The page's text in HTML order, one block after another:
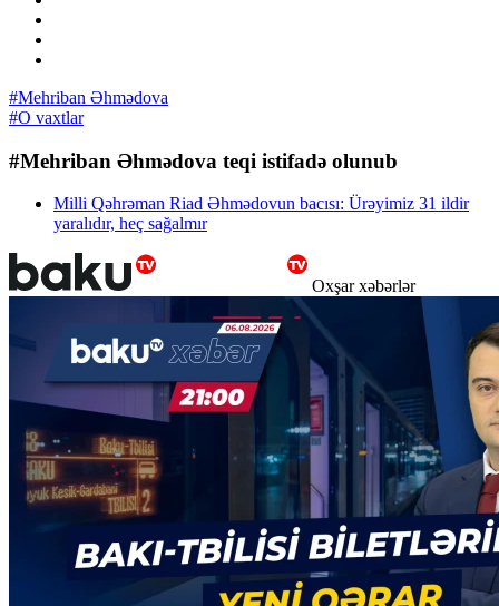
#Mehriban Əhmədova
#O vaxtlar
#Mehriban Əhmədova teqi istifadə olunub
Milli Qəhrəman Riad Əhmədovun bacısı: Ürəyimiz 31 ildir
yaralıdır, heç sağalmır
Oxşar xəbərlər